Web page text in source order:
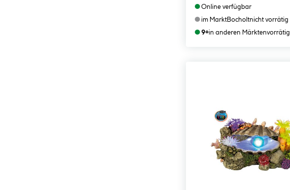
●Online verfügbar
●im MarktBocholtnicht vorrätig
●9+in anderen Märktenvorrätig